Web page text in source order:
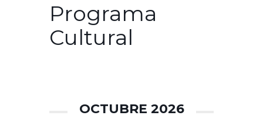
Programa
Cultural
OCTUBRE 2026